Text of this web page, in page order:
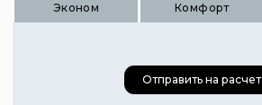
Эконом Комфорт
Цена 280 руб.
Отправить на расчет